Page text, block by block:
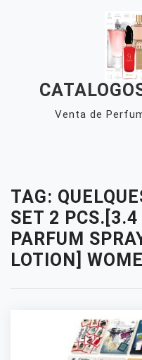
Venta de
TAG:
SET 2
PARFUM
LOTION]